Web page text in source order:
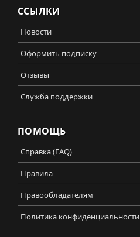
ССЫЛКИ
Новости
Оформить подписку
Отзывы
Служба поддержки
ПОМОЩЬ
Справка (FAQ)
Правила
Правообладателям
Политика конфиденциальности